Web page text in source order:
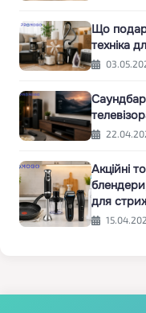
Що
техніка
Акційні
для